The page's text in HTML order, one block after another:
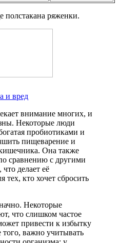
ряженки.
и вред
внимание многих, и
Некоторые люди
пробиотиками и
пищеварение и
Она также
сравнению с другими
делает её
кто хочет сбросить
Некоторые
что слишком частое
привести к избытку
важно учитывать